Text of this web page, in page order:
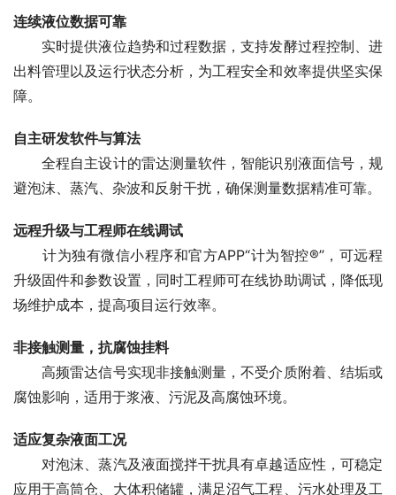
连续液位数据可靠
实时提供液位趋势和过程数据，支持发酵过程控制、进
出料管理以及运行状态分析，为工程安全和效率提供坚实保
障。
自主研发软件与算法
全程自主设计的雷达测量软件，智能识别液面信号，规
避泡沫、蒸汽、杂波和反射干扰，确保测量数据精准可靠。
远程升级与工程师在线调试
计为独有微信小程序和官方APP“计为智控®”，可远程
升级固件和参数设置，同时工程师可在线协助调试，降低现
场维护成本，提高项目运行效率。
非接触测量，抗腐蚀挂料
高频雷达信号实现非接触测量，不受介质附着、结垢或
腐蚀影响，适用于浆液、污泥及高腐蚀环境。
适应复杂液面工况
对泡沫、蒸汽及液面搅拌干扰具有卓越适应性，可稳定
应用于高筒仓、大体积储罐，满足沼气工程、污水处理及工